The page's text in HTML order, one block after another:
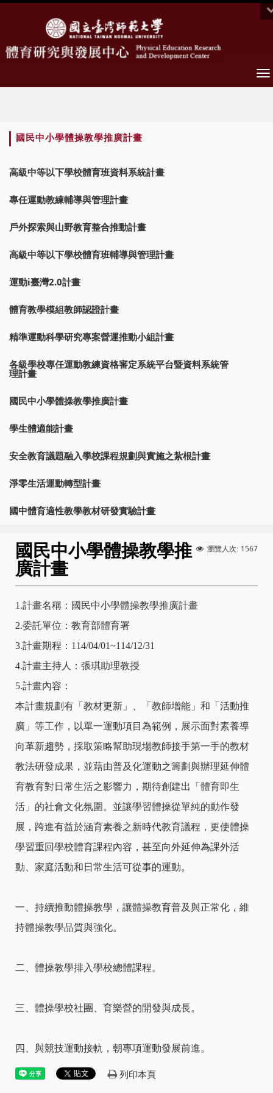
國民中小學體操教學推廣計畫
高級中等以下學校體育班資料系統計畫
專任運動教練輔導與管理計畫
戶外探索與山野教育整合推動計畫
高級中等以下學校體育班輔導與管理計畫
運動i臺灣2.0計畫
體育教學模組教師認證計畫
精準運動科學研究專案營運推動小組計畫
各級學校專任運動教練資格審定系統平台暨資料系統管
理計畫
國民中小學體操教學推廣計畫
學生體適能計畫
安全教育議題融入學校課程規劃與實施之紮根計畫
淨零生活運動轉型計畫
國中體育適性教學教材研發實驗計畫
瀏覽人次: 1567
國民中小學體操教學推
廣計畫
1.計畫名稱：國民中小學體操教學推廣計畫
2.委託單位：教育部體育署
3.計畫期程：114/04/01~114/12/31
4.計畫主持人：張琪助理教授
5.計畫內容：
本計畫規劃有「教材更新」、「教師增能」和「活動推
廣」等工作，以單一運動項目為範例，展示面對素養導
向革新趨勢，採取策略幫助現場教師接手第一手的教材
教法研發成果，並藉由普及化運動之籌劃與辦理延伸體
育教育對日常生活之影響力，期待創建出「體育即生
活」的社會文化氛圍。並讓學習體操從單純的動作發
展，跨進有益於涵育素養之新時代教育議程，更使體操
學習重回學校體育課程內容，甚至向外延伸為課外活
動、家庭活動和日常生活可從事的運動。
一、持續推動體操教學，讓體操教育普及與正常化，維
持體操教學品質與強化。
二、體操教學排入學校總體課程。
三、體操學校社團、育樂營的開發與成長。
四、與競技運動接軌，朝專項運動發展前進。
列印本頁